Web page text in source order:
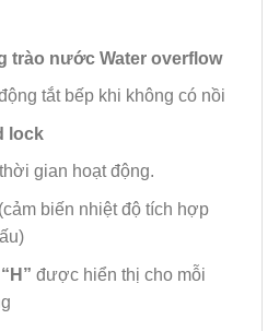
trào nước Water overflow
tắt bếp khi không có nồi
lock
gian hoạt động.
biến nhiệt độ tích hợp
“H” được hiển thị cho mỗi